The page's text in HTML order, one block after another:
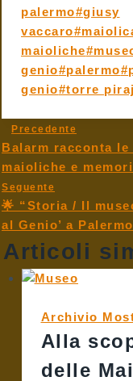
articolo:
palermo#giusy
vaccaro#
maioliche#
genio#palermo#
genio#torre
articoli
Precedente
Balarm racconta
maioliche e
Seguente
🌟 “Storia / Il
al Genio’ a
Articoli
Archivio
Alla
delle